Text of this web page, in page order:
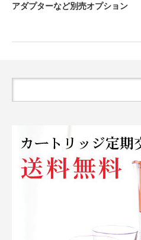
アダプターなど別売オプション